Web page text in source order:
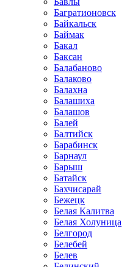
Багратионовск
Байкальск
Баймак
Бакал
Баксан
Балабаново
Балаково
Балахна
Балашиха
Балашов
Балей
Балтийск
Барабинск
Барнаул
Барыш
Батайск
Бахчисарай
Бежецк
Белая Калитва
Белая Холуница
Белгород
Белебей
Белев